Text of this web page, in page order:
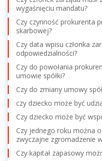
wygaśnięciu mandatu?
Czy czynność prokurenta
skarbowej?
Czy data wpisu członka
odpowiedzialności?
Czy do powołania
umowie spółki?
Czy do zmiany umowy
czy dziecko może być
Czy dziecko może być
Czy jednego roku można
zwyczajne zgromadzenie
Czy kapitał zapasowy